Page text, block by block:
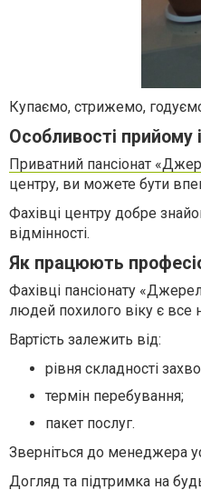
Купаємо, стрижемо,
Особливості прийому
Приватний пансіонат
центру, ви можете бути
Фахівці центру добре
відмінності.
Як працюють
Фахівці пансіонату
людей похилого віку є все
Вартість залежить від:
рівня складності
термін перебування;
пакет послуг.
Зверніться до менеджера
Догляд та підтримка на